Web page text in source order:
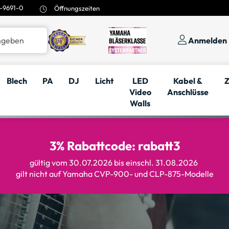
9691-0 Öffnungszeiten
Anmelden
Blech PA DJ Licht
LED
Video
Walls
Kabel &
Anschlüsse
3% Rabattcode: rabatt3
gültig vom 30.07.2026 bis einschl. 31.08.2026
gilt nicht auf Yamaha CVP-900- und CLP-875-Modelle